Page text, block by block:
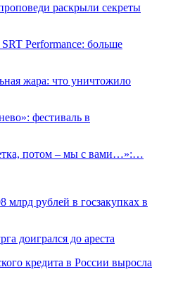
раскрыли секреты
Performance: больше
жара: что уничтожило
фестиваль в
потом – мы с вами…»:…
млрд рублей в госзакупках в
доигрался до ареста
кредита в России выросла